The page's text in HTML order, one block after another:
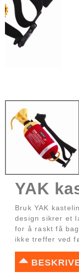
YAK
Bruk YAK
design sikrer et
for å raskt få
ikke treffer ved